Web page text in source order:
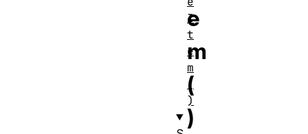
e
m
(
)
I
t
e
m
(
)